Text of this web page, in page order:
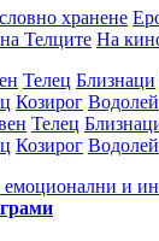
хранене
Телците На
Телец Близнаци
Козирог Водолей
Телец
Козирог Водолей
и